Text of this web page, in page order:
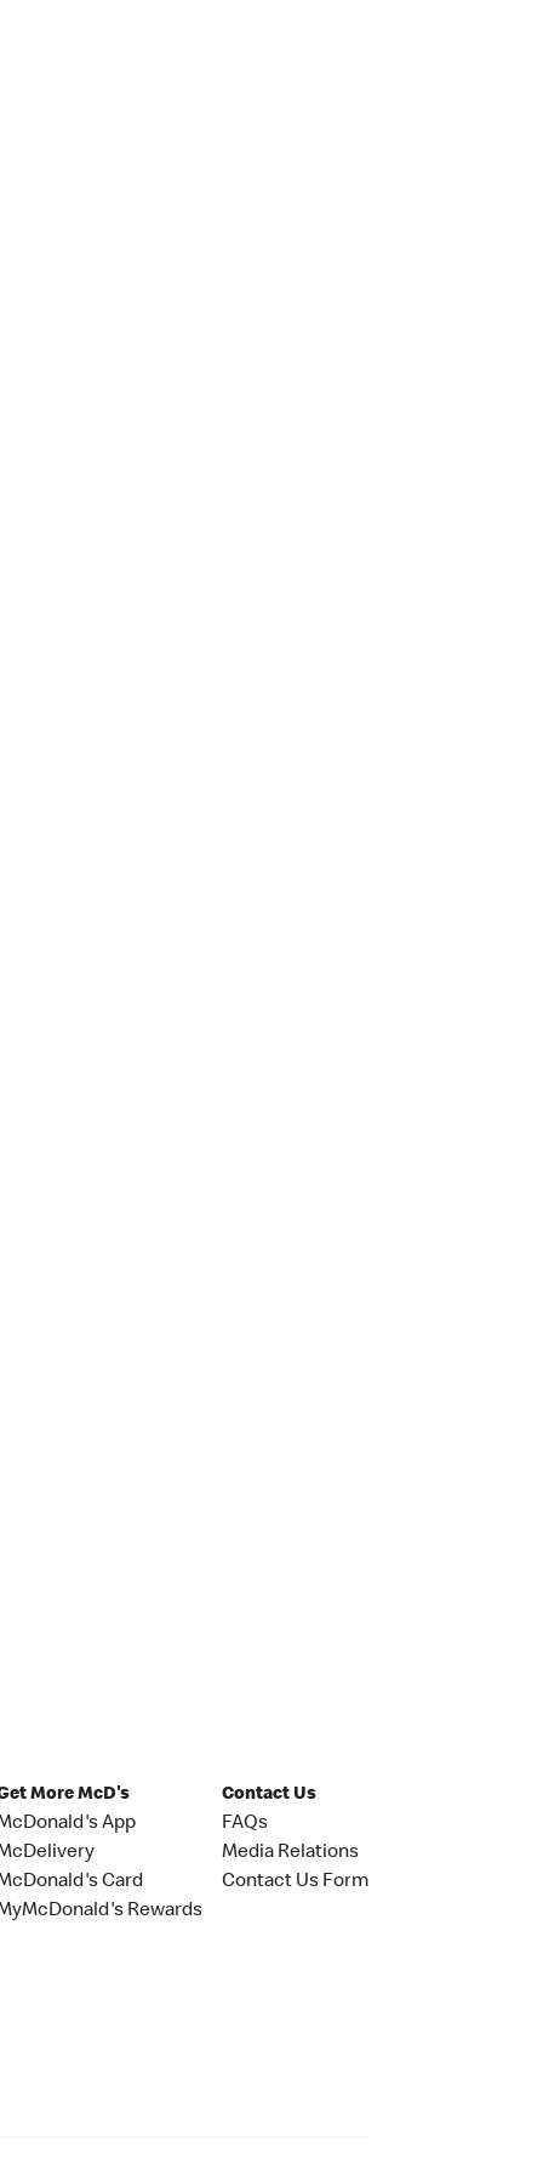
More McD's
App
Card
Rewards
Contact Us
FAQs
Media Relations
Contact Us Form